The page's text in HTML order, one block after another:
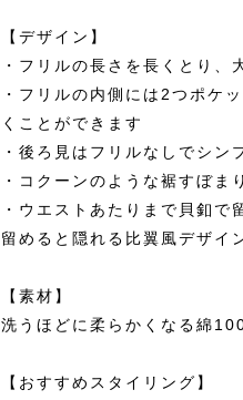
【デザイン】
・フリルの長さを長くとり、
・フリルの内側には2つポケ
くことができます
・後ろ見はフリルなしでシン
・コクーンのような裾すぼま
・ウエストあたりまで貝釦で
留めると隠れる比翼風デザイ
【素材】
洗うほどに柔らかくなる綿
【おすすめスタイリング】